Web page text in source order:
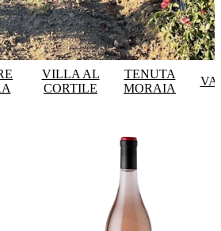
VILLA AL
CORTILE
TENUTA
MORAIA